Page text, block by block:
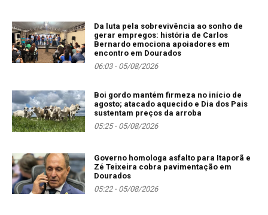
Da luta pela sobrevivência ao sonho de
gerar empregos: história de Carlos
Bernardo emociona apoiadores em
encontro em Dourados
06:03 - 05/08/2026
Boi gordo mantém firmeza no início de
agosto; atacado aquecido e Dia dos Pais
sustentam preços da arroba
05:25 - 05/08/2026
Governo homologa asfalto para Itaporã e
Zé Teixeira cobra pavimentação em
Dourados
05:22 - 05/08/2026